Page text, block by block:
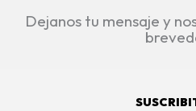
Dejanos tu mensaje y